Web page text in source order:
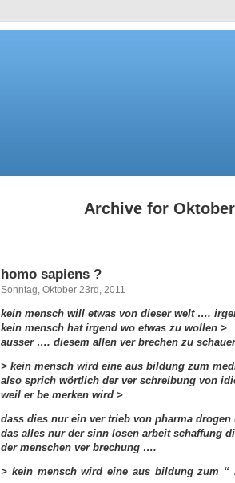
Archive for
homo sapiens ?
Sonntag, Oktober 23rd, 2011
kein mensch will etwas von dieser welt ….
kein mensch hat irgend wo etwas zu wollen >
ausser …. diesem allen ver brechen zu
> kein mensch wird eine aus bildung zum
also sprich wörtlich der ver schreibung von
weil er be merken wird >
dass dies nur ein ver trieb von pharma
das alles nur der sinn losen arbeit schaffung
der menschen ver brechung ….
> kein mensch wird eine aus bildung zum “